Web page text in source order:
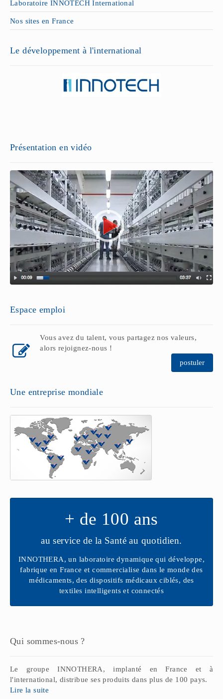
Laboratoire INNOTECH International
Nos sites en France
Le développement à l'international
Présentation en vidéo
Espace emploi
Vous avez du talent, vous partagez nos valeurs,
alors rejoignez-nous !
postuler
Une entreprise mondiale
+ de 100 ans
au service de la Santé au quotidien.
INNOTHERA, un laboratoire dynamique qui développe,
fabrique en France et commercialise dans le monde des
médicaments, des dispositifs médicaux ciblés, des
textiles intelligents et connectés
Qui sommes-nous ?
Le groupe INNOTHERA, implanté en France et à
l'international, distribue ses produits dans plus de 100 pays.
Lire la suite